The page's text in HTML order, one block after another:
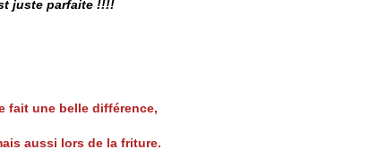
juste parfaite !!!!
fait une belle différence,
aussi lors de la friture.